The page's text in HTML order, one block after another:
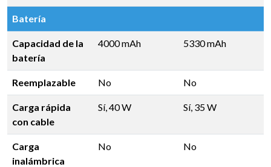
Batería
Capacidad de la
batería
4000 mAh 5330 mAh
Reemplazable No No
Carga rápida
con cable
Sí, 40 W Sí, 35 W
Carga
inalámbrica
No No